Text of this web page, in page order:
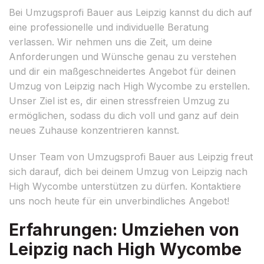
Bei Umzugsprofi Bauer aus Leipzig kannst du dich auf
eine professionelle und individuelle Beratung
verlassen. Wir nehmen uns die Zeit, um deine
Anforderungen und Wünsche genau zu verstehen
und dir ein maßgeschneidertes Angebot für deinen
Umzug von Leipzig nach High Wycombe zu erstellen.
Unser Ziel ist es, dir einen stressfreien Umzug zu
ermöglichen, sodass du dich voll und ganz auf dein
neues Zuhause konzentrieren kannst.
Unser Team von Umzugsprofi Bauer aus Leipzig freut
sich darauf, dich bei deinem Umzug von Leipzig nach
High Wycombe unterstützen zu dürfen. Kontaktiere
uns noch heute für ein unverbindliches Angebot!
Erfahrungen: Umziehen von
Leipzig nach High Wycombe